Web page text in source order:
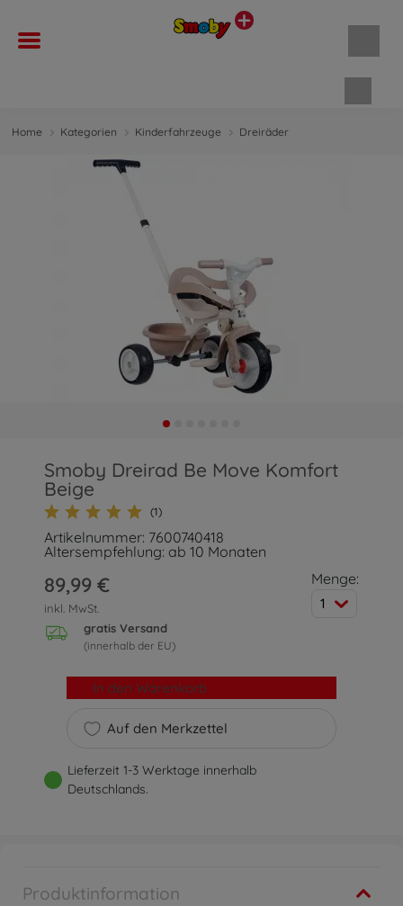
Home Kategorien Kinderfahrzeuge Dreiräder
Smoby Dreirad Be Move Komfort
Beige
(1)
Artikelnummer: 7600740418
Altersempfehlung: ab 10 Monaten
89,99 €
inkl. MwSt.
gratis Versand
(innerhalb der EU)
Menge:
1
Auf den Merkzettel
In den Warenkorb
Lieferzeit 1-3 Werktage innerhalb
Deutschlands.
Produktinformation